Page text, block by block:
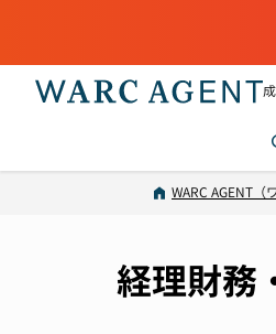
WARC AGENT（
経理財務